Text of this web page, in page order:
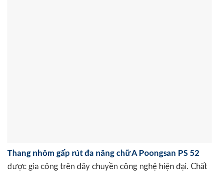
Thang nhôm gấp rút đa năng chữ A Poongsan PS 52
được gia công trên dây chuyền công nghệ hiện đại. Chất